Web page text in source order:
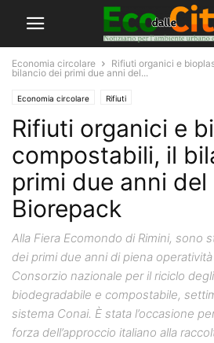
Economia circolare
Rifiuti organici e
bilancio dei primi due anni del...
Economia circolare Rifiuti
Rifiuti organici e
compostabili, il
primi due anni
Biorepack
Alla Fiera Ecomondo di Rimini, sono
dei primi due anni di piena
Consorzio nazionale per il riciclo
biodegradabile e compostabile,
sistema Conai. È stata l’occasione
forza dell’approccio italiano alla